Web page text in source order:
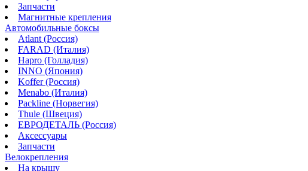
Запчасти
Магнитные крепления
Автомобильные боксы
Atlant (Россия)
FARAD (Италия)
Hapro (Голладия)
INNO (Япония)
Koffer (Россия)
Menabo (Италия)
Packline (Норвегия)
Thule (Швеция)
ЕВРОДЕТАЛЬ (Россия)
Аксессуары
Запчасти
Велокрепления
На крышу